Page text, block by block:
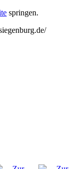
springen.